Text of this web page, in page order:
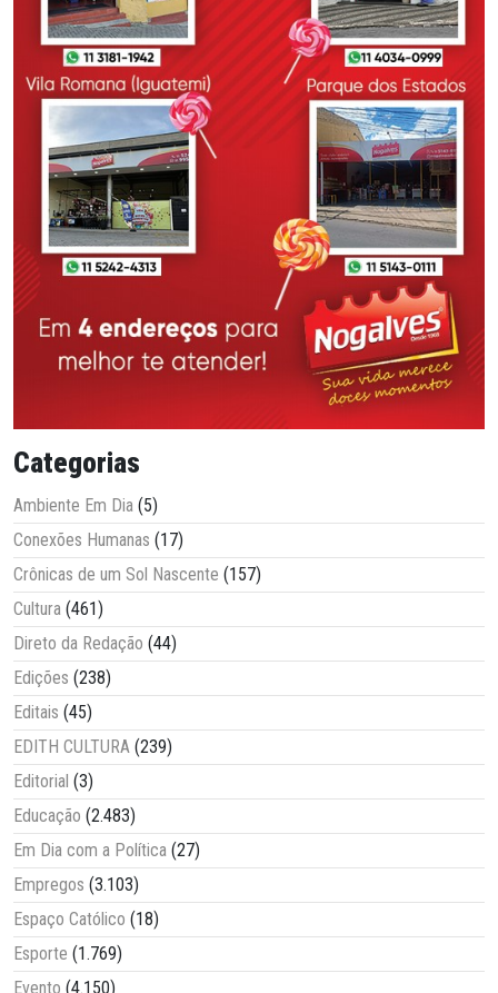
Categorias
Ambiente Em Dia (5)
Conexões Humanas (17)
Crônicas de um Sol Nascente (157)
Cultura (461)
Direto da Redação (44)
Edições (238)
Editais (45)
EDITH CULTURA (239)
Editorial (3)
Educação (2.483)
Em Dia com a Política (27)
Empregos (3.103)
Espaço Católico (18)
Esporte (1.769)
Evento (4.150)